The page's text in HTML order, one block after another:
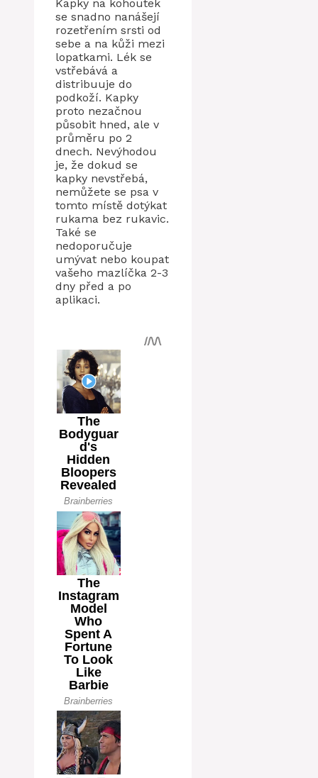
Kapky na kohoutek
se snadno nanášejí
rozetřením srsti od
sebe a na kůži mezi
lopatkami. Lék se
vstřebává a
distribuuje do
podkoží. Kapky
proto nezačnou
působit hned, ale v
průměru po 2
dnech. Nevýhodou
je, že dokud se
kapky nevstřebá,
nemůžete se psa v
tomto místě dotýkat
rukama bez rukavic.
Také se
nedoporučuje
umývat nebo koupat
vašeho mazlíčka 2-3
dny před a po
aplikaci.